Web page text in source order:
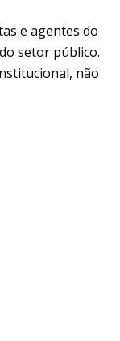
e agentes do
setor público.
não